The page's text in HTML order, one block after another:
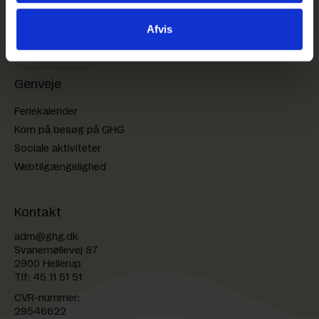
Afvis
GHG Login
Genveje
Feriekalender
Kom på besøg på GHG
Sociale aktiviteter
Webtilgængelighed
Kontakt
adm@ghg.dk
Svanemøllevej 87
2900 Hellerup
Tlf: 45 11 51 51
CVR-nummer:
29546622